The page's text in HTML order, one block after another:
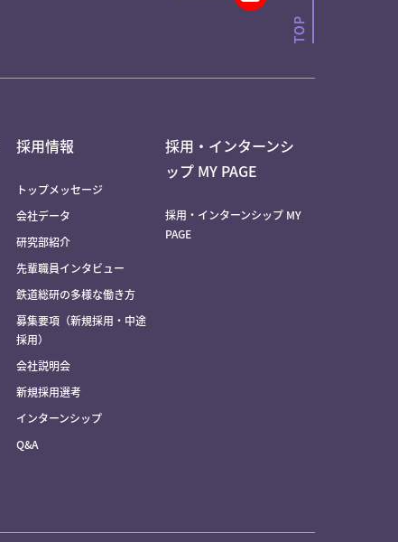
採用情報
トップメッセージ
会社データ
研究部紹介
先輩職員インタビュー
鉄道総研の多様な働き方
募集要項（新規採用・中途
採用）
会社説明会
新規採用選考
インターンシップ
Q&A
採用・インターンシ
ップ MY PAGE
採用・インターンシップ MY
PAGE